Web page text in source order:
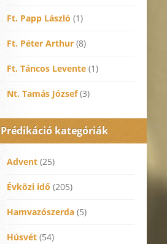
Ft. Papp László (1)
Ft. Péter Arthur (8)
Ft. Táncos Levente (1)
Nt. Tamás József(3)
Prédikáció kategóriák
Advent (25)
Évközi idő (205)
Hamvazószerda (5)
Húsvét (54)